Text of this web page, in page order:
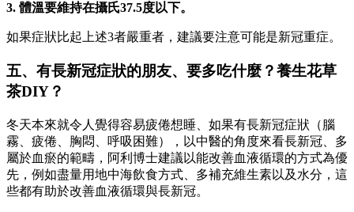
3. 體溫要維持在攝氏37.5度以下。
如果症狀比起上述3者嚴重者，建議要注意可能是新冠重症。
五、有長新冠症狀的朋友、要多吃什麼？養生花草
茶DIY？
冬天本來就令人覺得容易疲倦想睡、如果有長新冠症狀（腦
霧、疲倦、胸悶、呼吸困難），以中醫的角度來看長新冠、多
屬於血瘀的範疇，阿利博士建議以能改善血液循環的方式為優
先，例如盡量用地中海飲食方式、多補充維生素以及水分，這
些都有助於改善血液循環與長新冠。